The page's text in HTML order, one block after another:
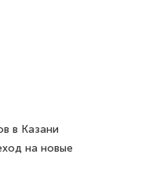
в Казани
на новые